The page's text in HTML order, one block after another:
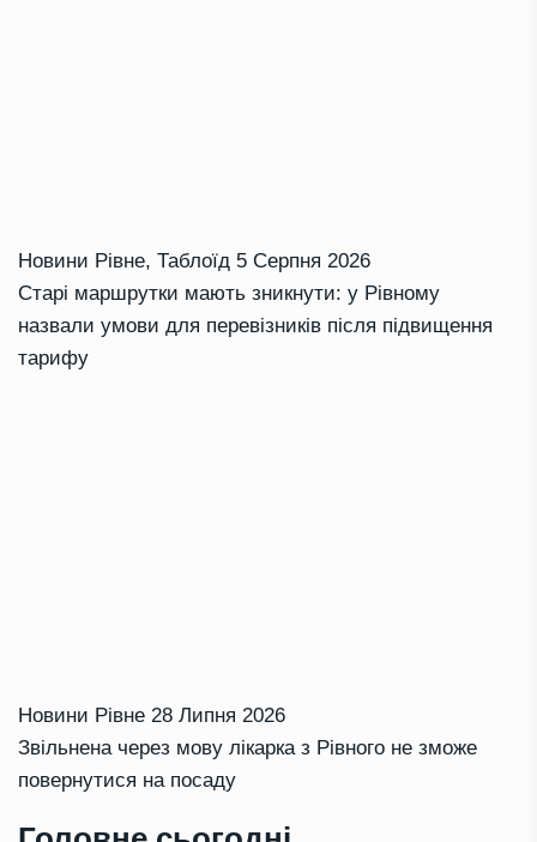
Новини Рівне, Таблоїд 5 Серпня 2026
Старі маршрутки мають зникнути: у Рівному
назвали умови для перевізників після підвищення
тарифу
Новини Рівне 28 Липня 2026
Звільнена через мову лікарка з Рівного не зможе
повернутися на посаду